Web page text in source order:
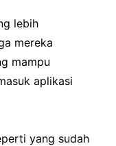
lebih
mereka
mampu
aplikasi
yang sudah